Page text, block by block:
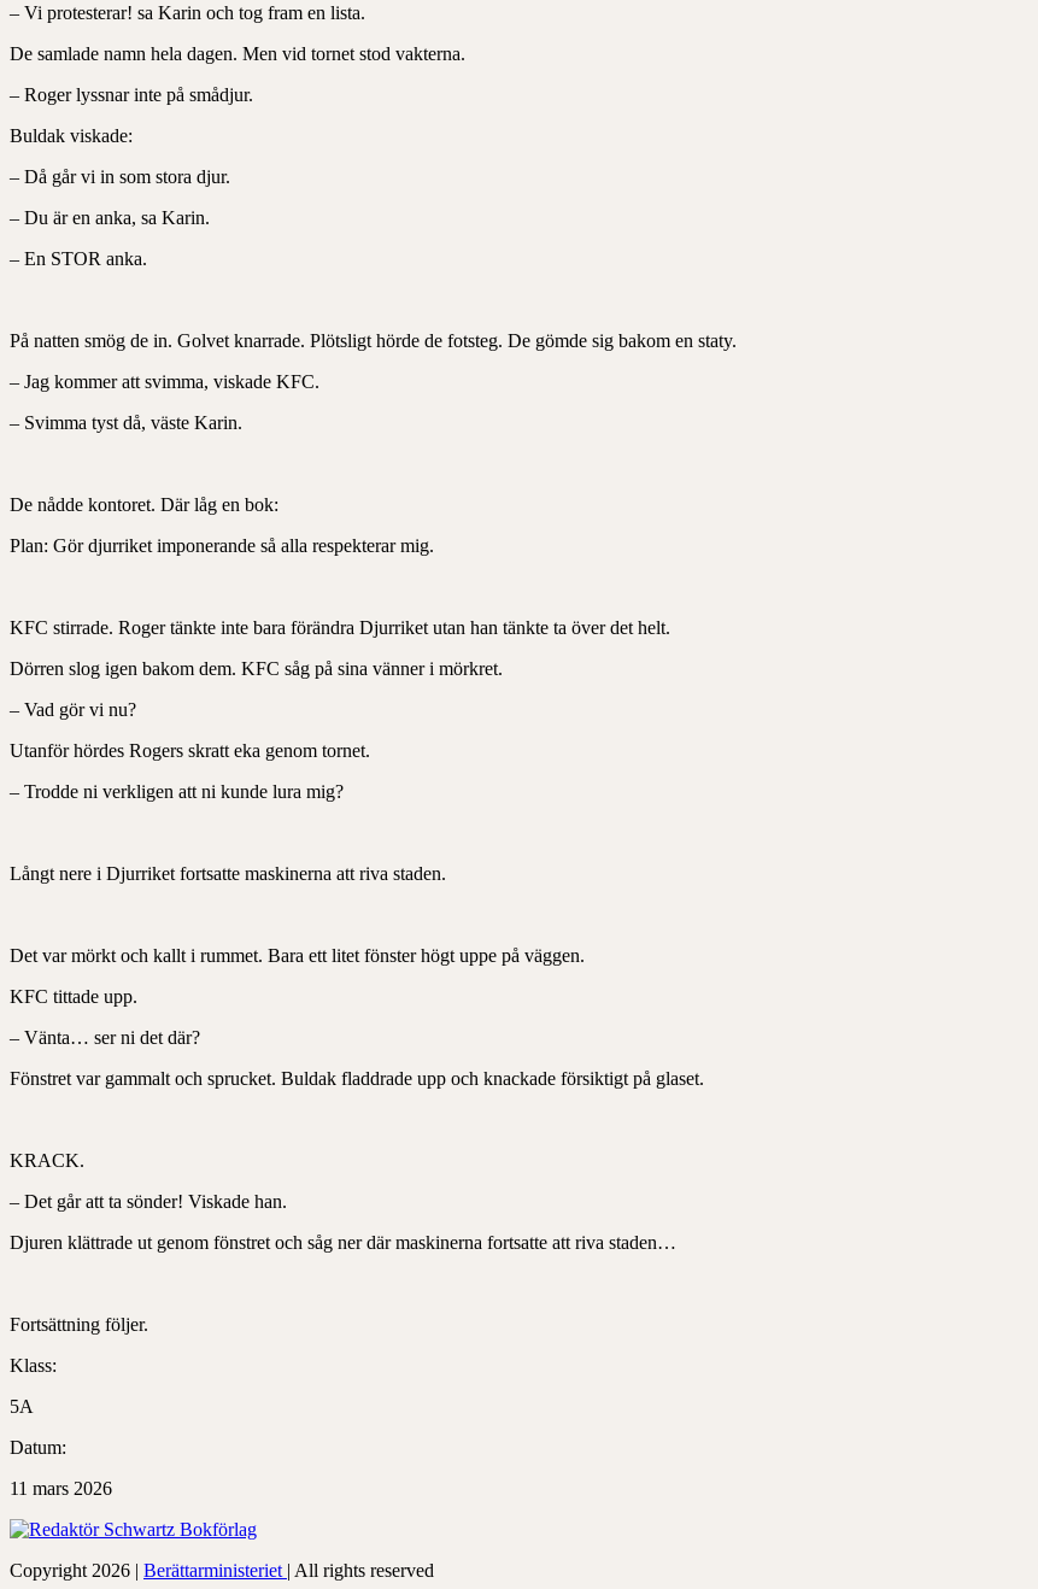
– Vi protesterar! sa Karin och tog fram en lista.
De samlade namn hela dagen. Men vid tornet stod vakterna.
– Roger lyssnar inte på smådjur.
Buldak viskade:
– Då går vi in som stora djur.
– Du är en anka, sa Karin.
– En STOR anka.
På natten smög de in. Golvet knarrade. Plötsligt hörde de fotsteg. De gömde sig bakom en staty.
– Jag kommer att svimma, viskade KFC.
– Svimma tyst då, väste Karin.
De nådde kontoret. Där låg en bok:
Plan: Gör djurriket imponerande så alla respekterar mig.
KFC stirrade. Roger tänkte inte bara förändra Djurriket utan han tänkte ta över det helt.
Dörren slog igen bakom dem. KFC såg på sina vänner i mörkret.
– Vad gör vi nu?
Utanför hördes Rogers skratt eka genom tornet.
– Trodde ni verkligen att ni kunde lura mig?
Långt nere i Djurriket fortsatte maskinerna att riva staden.
Det var mörkt och kallt i rummet. Bara ett litet fönster högt uppe på väggen.
KFC tittade upp.
– Vänta… ser ni det där?
Fönstret var gammalt och sprucket. Buldak fladdrade upp och knackade försiktigt på glaset.
KRACK.
– Det går att ta sönder! Viskade han.
Djuren klättrade ut genom fönstret och såg ner där maskinerna fortsatte att riva staden…
Fortsättning följer.
Klass:
5A
Datum:
11 mars 2026
Copyright 2026 | Berättarministeriet | All rights reserved